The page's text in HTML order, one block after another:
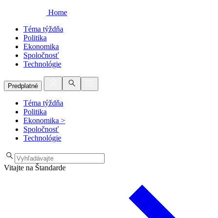
Home
Téma týždňa
Politika
Ekonomika
Spoločnosť
Technológie
Predplatné
Téma týždňa
Politika
Ekonomika >
Spoločnosť
Technológie
Vitajte na Štandarde